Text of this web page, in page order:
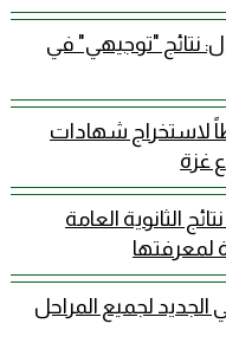
نتائج "توجيهي" في
لاستخراج شهادات
غزة
الثانوية العامة
لجميع المراحل